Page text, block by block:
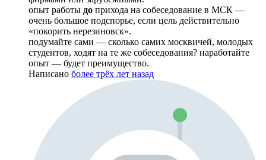
опыт работы до прихода на собеседование в МСК —
очень большое подспорье, если цель действительно
«покорить нерезиновск».
подумайте сами — сколько самих москвичей, молодых
студентов, ходят на те же собеседования? наработайте
опыт — будет преимущество.
Написано более трёх лет назад